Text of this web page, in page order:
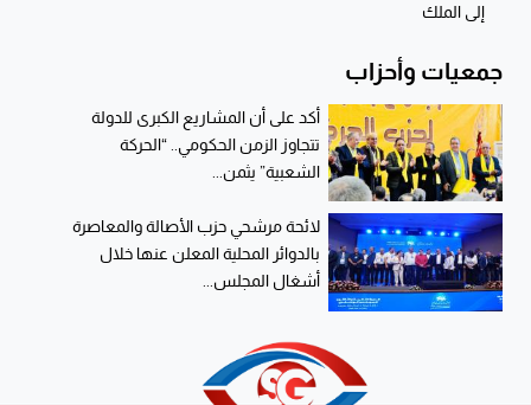
إلى الملك
جمعيات وأحزاب
أكد على أن المشاريع الكبرى للدولة
تتجاوز الزمن الحكومي.. “الحركة
الشعبية” يثمن...
لائحة مرشحي حزب الأصالة والمعاصرة
بالدوائر المحلية المعلن عنها خلال
أشغال المجلس...